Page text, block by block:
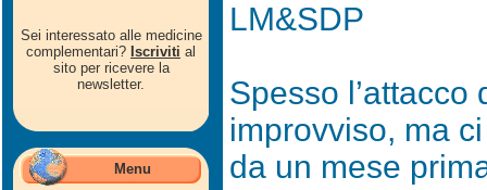
Sei interessato alle medicine
complementari? Iscriviti al
sito per ricevere la
newsletter.
Menu
LM&SDP
Spesso
improvviso, ma
da un mese